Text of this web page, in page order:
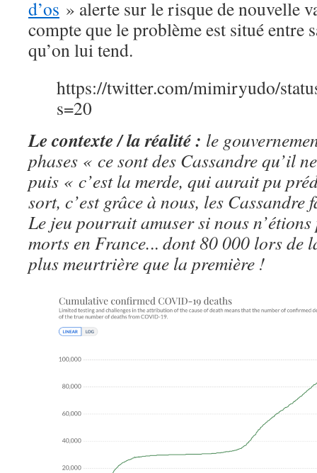
d’os » alerte sur le risque de nouvelle
compte que le problème est situé entre
qu’on lui tend.
https://twitter.com/mimiryudo/
s=20
Le contexte / la réalité : le
phases « ce sont des Cassandre qu’il
puis « c’est la merde, qui aurait pu
sort, c’est grâce à nous, les Cassandre
Le jeu pourrait amuser si nous
morts en France... dont 80 000 lors de
plus meurtrière que la première !